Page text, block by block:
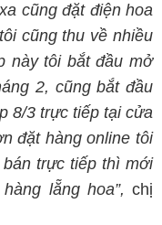
cũng đặt điện hoa
cũng thu về nhiều
này tôi bắt đầu mở
2, cũng bắt đầu
8/3 trực tiếp tại cửa
đặt hàng online tôi
trực tiếp thì mới
lẵng hoa”, chị